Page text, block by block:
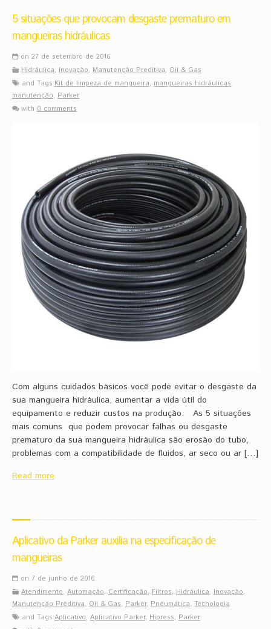
5 situações que provocam desgaste prematuro em
mangueiras hidráulicas
on 27 de setembro de 2016
Hidráulica, Inovação, Manutenção Preditiva, Oil & Gas
and Tags:Kit de limpeza de mangueira, mangueiras hidráulicas,
manutenção, Parker
with 0 comments
Com alguns cuidados básicos você pode evitar o desgaste da
sua mangueira hidráulica, aumentar a vida útil do
equipamento e reduzir custos na produção. As 5 situações
mais comuns que podem provocar falhas ou desgaste
prematuro da sua mangueira hidráulica são erosão do tubo,
problemas com a compatibilidade de fluidos, ar seco ou ar […]
Read more
Aplicativo da Parker auxilia na especificação de
mangueiras
on 7 de junho de 2016
Atendimento, Automação, Certificação, Filtros, Hidráulica, Inovação,
Manutenção Preditiva, Oil & Gas, Parker, Pneumática, Tecnologia
and Tags:Aplicativo, Aplicativo Parker, Hipress, Parker